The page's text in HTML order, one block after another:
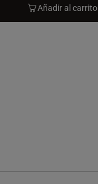
Añadir al carrito